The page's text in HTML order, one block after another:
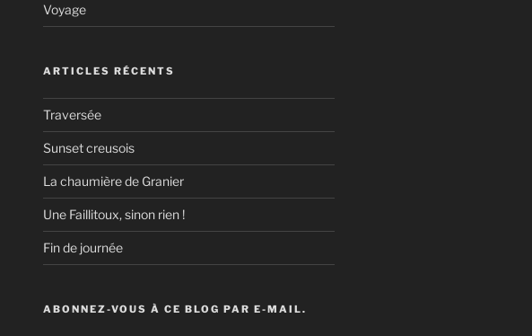
Voyage
ARTICLES RÉCENTS
Traversée
Sunset creusois
La chaumière de Granier
Une Faillitoux, sinon rien !
Fin de journée
ABONNEZ-VOUS À CE BLOG PAR E-MAIL.